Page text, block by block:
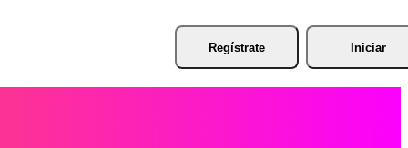
Regístrate Iniciar